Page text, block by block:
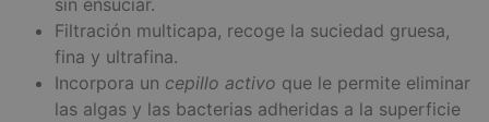
sin ensuciar.
Filtración multicapa, recoge la suciedad gruesa,
fina y ultrafina.
Incorpora un cepillo activo que le permite eliminar
las algas y las bacterias adheridas a la superficie